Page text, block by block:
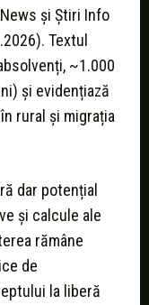
și Știri Info
Textul
~1.000
și evidențiază
rural și migrația
dar potențial
și calcule ale
rămâne
de
la liberă